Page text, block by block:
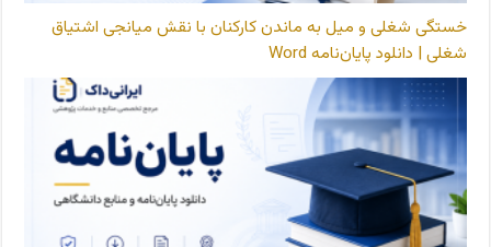
خستگی شغلی و میل به ماندن کارکنان با نقش میانجی اشتیاق
شغلی | دانلود پایان‌نامه Word